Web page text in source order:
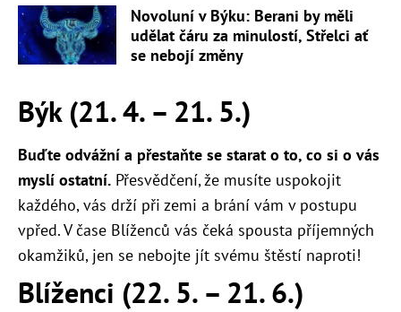
Novoluní v Býku: Berani by měli
udělat čáru za minulostí, Střelci ať
se nebojí změny
Býk (21. 4. – 21. 5.)
Buďte odvážní a přestaňte se starat o to, co si o vás
myslí ostatní. Přesvědčení, že musíte uspokojit
každého, vás drží při zemi a brání vám v postupu
vpřed. V čase Blíženců vás čeká spousta příjemných
okamžiků, jen se nebojte jít svému štěstí naproti!
Blíženci (22. 5. – 21. 6.)